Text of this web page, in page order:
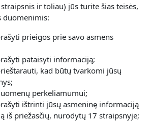
ir toliau) jūs turite šias teisės,
duomenimis:
prieigos prie savo asmens
pataisyti informaciją;
kad būtų tvarkomi jūsų
perkeliamumui;
ištrinti jūsų asmeninę informaciją
iš priežasčių, nurodytų 17 straipsnyje;